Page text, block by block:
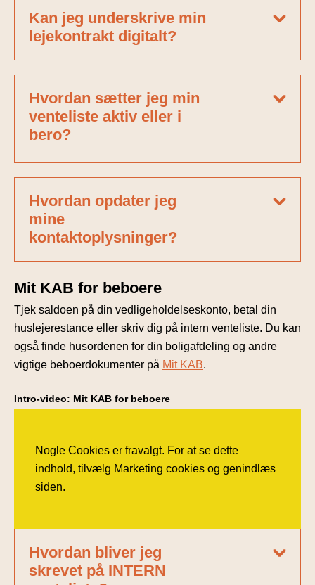
Kan jeg underskrive min
lejekontrakt digitalt?
Hvordan sætter jeg min
venteliste aktiv eller i
bero?
Hvordan opdater jeg
mine
kontaktoplysninger?
Mit KAB for beboere
Tjek saldoen på din vedligeholdelseskonto, betal din
huslejerestance eller skriv dig på intern venteliste. Du kan
også finde husordenen for din boligafdeling og andre
vigtige beboerdokumenter på Mit KAB.
Intro-video: Mit KAB for beboere
Nogle Cookies er fravalgt. For at se dette
indhold, tilvælg Marketing cookies og genindlæs
siden.
Hvordan bliver jeg
skrevet på INTERN